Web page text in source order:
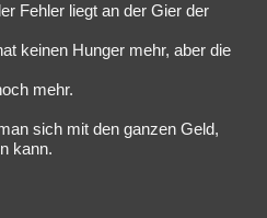
Fehler liegt an der Gier der
keinen Hunger mehr, aber die
mehr.
sich mit den ganzen Geld,
kann.